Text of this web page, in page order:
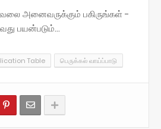
அனைவருக்கும் பகிருங்கள் -
பயன்படும்...
Table பெருக்கல் வாய்ப்பாடு